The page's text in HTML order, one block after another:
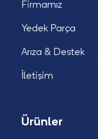
Firmamız
Yedek Parça
Arıza & Destek
İletişim
Ürünler